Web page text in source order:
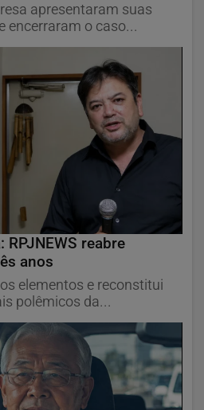
apresentaram suas
encerraram o caso...
RPJNEWS reabre
anos
elementos e reconstitui
polêmicos da...